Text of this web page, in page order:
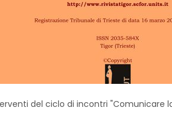
del ciclo di incontri "Comunicare